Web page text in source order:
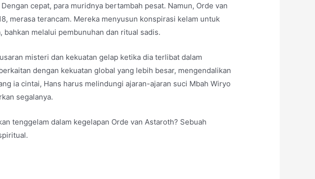
cepat, para muridnya bertambah pesat. Namun, Orde van
merasa terancam. Mereka menyusun konspirasi kelam untuk
melalui pembunuhan dan ritual sadis.
misteri dan kekuatan gelap ketika dia terlibat dalam
dengan kekuatan global yang lebih besar, mengendalikan
ia cintai, Hans harus melindungi ajaran-ajaran suci Mbah Wiryo
segalanya.
tenggelam dalam kegelapan Orde van Astaroth? Sebuah